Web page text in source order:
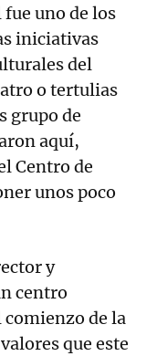
uno de los
iniciativas
del
o tertulias
grupo de
aquí,
Centro de
unos poco
y
centro
comienzo de la
que este